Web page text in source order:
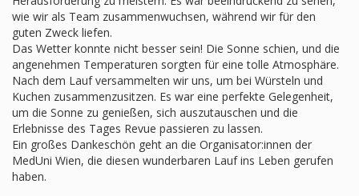
wie wir als Team zusammenwuchsen, während wir für den
guten Zweck liefen.
Das Wetter konnte nicht besser sein! Die Sonne schien, und die
angenehmen Temperaturen sorgten für eine tolle Atmosphäre.
Nach dem Lauf versammelten wir uns, um bei Würsteln und
Kuchen zusammenzusitzen. Es war eine perfekte Gelegenheit,
um die Sonne zu genießen, sich auszutauschen und die
Erlebnisse des Tages Revue passieren zu lassen.
Ein großes Dankeschön geht an die Organisator:innen der
MedUni Wien, die diesen wunderbaren Lauf ins Leben gerufen
haben.